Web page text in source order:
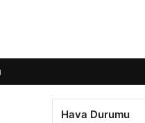
Hava Durumu